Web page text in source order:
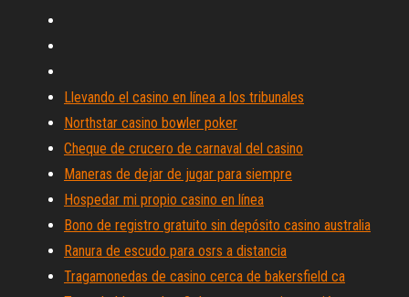
Llevando el casino en línea a los tribunales
Northstar casino bowler poker
Cheque de crucero de carnaval del casino
Maneras de dejar de jugar para siempre
Hospedar mi propio casino en línea
Bono de registro gratuito sin depósito casino australia
Ranura de escudo para osrs a distancia
Tragamonedas de casino cerca de bakersfield ca